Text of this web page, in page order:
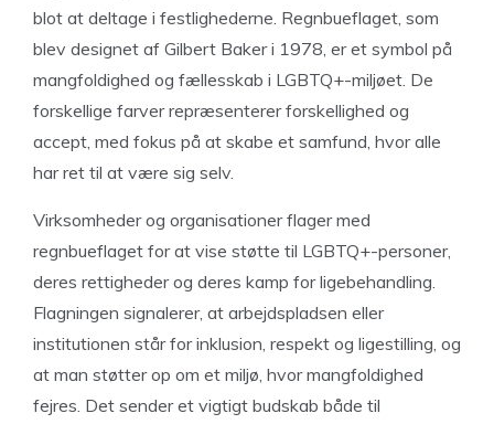
blot at deltage i festlighederne. Regnbueflaget, som
blev designet af Gilbert Baker i 1978, er et symbol på
mangfoldighed og fællesskab i LGBTQ+-miljøet. De
forskellige farver repræsenterer forskellighed og
accept, med fokus på at skabe et samfund, hvor alle
har ret til at være sig selv.
Virksomheder og organisationer flager med
regnbueflaget for at vise støtte til LGBTQ+-personer,
deres rettigheder og deres kamp for ligebehandling.
Flagningen signalerer, at arbejdspladsen eller
institutionen står for inklusion, respekt og ligestilling, og
at man støtter op om et miljø, hvor mangfoldighed
fejres. Det sender et vigtigt budskab både til